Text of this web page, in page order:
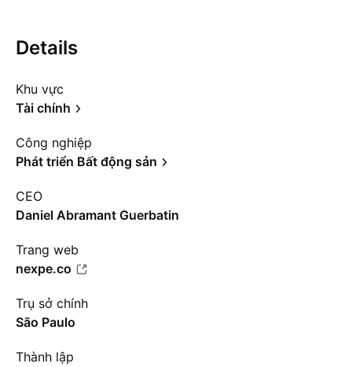
Details
Khu vực
Tài chính
Công nghiệp
Phát triển Bất động sản
CEO
Daniel Abramant Guerbatin
Trang web
nexpe.co
Trụ sở chính
São Paulo
Thành lập